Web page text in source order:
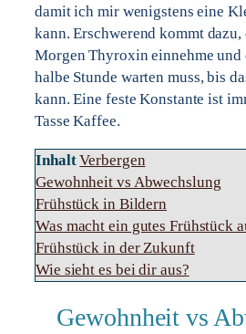
damit ich mir wenigstens eine
kann. Erschwerend kommt dazu,
Morgen Thyroxin einnehme und
halbe Stunde warten muss, bis
kann. Eine feste Konstante ist
Tasse Kaffee.
Inhalt Verbergen
Gewohnheit vs Abwechslung
Frühstück in Bildern
Was macht ein gutes Frühstück
Frühstück in der Zukunft
Wie sieht es bei dir aus?
Gewohnheit vs